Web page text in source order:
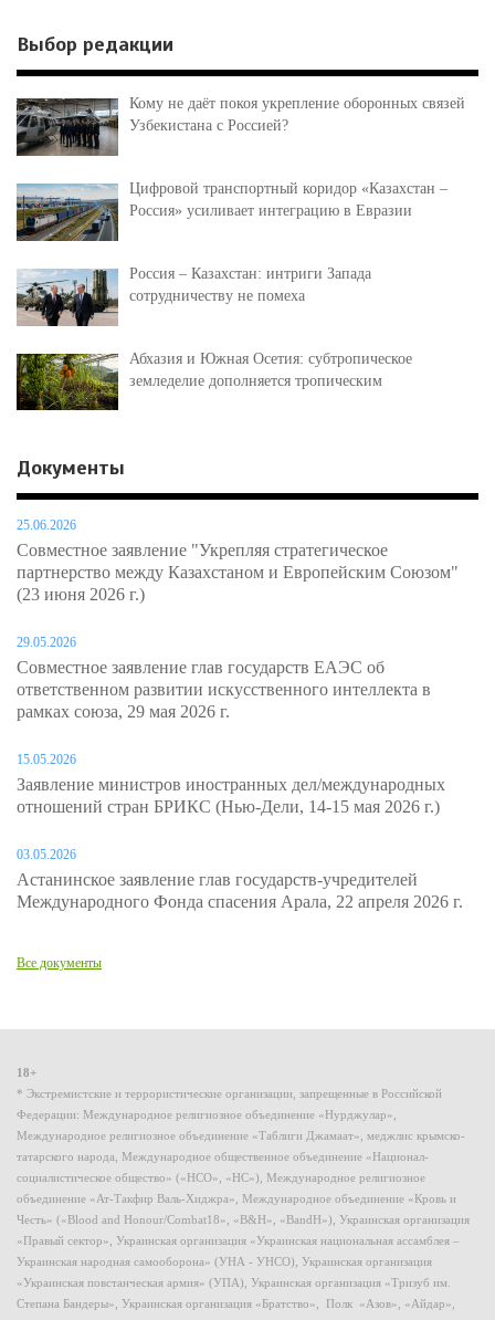
Выбор редакции
Кому не даёт покоя укрепление оборонных связей
Узбекистана с Россией?
Цифровой транспортный коридор «Казахстан –
Россия» усиливает интеграцию в Евразии
Россия – Казахстан: интриги Запада
сотрудничеству не помеха
Абхазия и Южная Осетия: субтропическое
земледелие дополняется тропическим
Документы
25.06.2026
Совместное заявление "Укрепляя стратегическое
партнерство между Казахстаном и Европейским Союзом"
(23 июня 2026 г.)
29.05.2026
Совместное заявление глав государств ЕАЭС об
ответственном развитии искусственного интеллекта в
рамках союза, 29 мая 2026 г.
15.05.2026
Заявление министров иностранных дел/международных
отношений стран БРИКС (Нью-Дели, 14-15 мая 2026 г.)
03.05.2026
Астанинское заявление глав государств-учредителей
Международного Фонда спасения Арала, 22 апреля 2026 г.
Все документы
18+
* Экстремистские и террористические организации, запрещенные в Российской
Федерации: Международное религиозное объединение «Нурджулар»,
Международное религиозное объединение «Таблиги Джамаат», меджлис крымско-
татарского народа, Международное общественное объединение «Национал-
социалистическое общество» («НСО», «НС»), Международное религиозное
объединение «Ат-Такфир Валь-Хиджра», Международное объединение «Кровь и
Честь» («Blood and Honour/Combat18», «B&H», «BandH»), Украинская организация
«Правый сектор», Украинская организация «Украинская национальная ассамблея –
Украинская народная самооборона» (УНА - УНСО), Украинская организация
«Украинская повстанческая армия» (УПА), Украинская организация «Тризуб им.
Степана Бандеры», Украинская организация «Братство», Полк «Азов», «Айдар»,